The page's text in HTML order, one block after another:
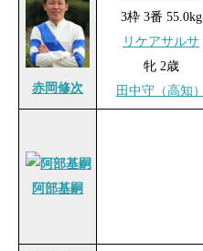
赤岡修次
3枠 3番 55.0kg
リケアサルサ
牝 2歳
田中守（高知）
阿部基嗣